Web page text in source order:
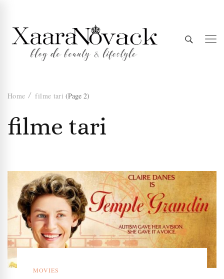
Xaara
Novack
Home filme tari (Page 2)
filme tari
MOVIES